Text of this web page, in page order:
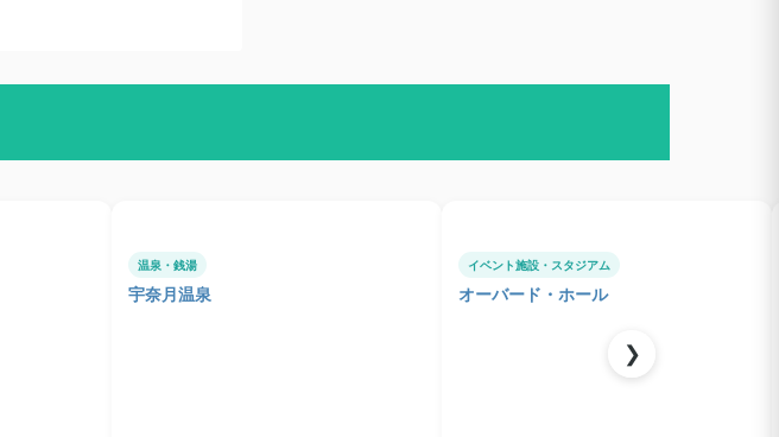
温泉・銭湯
宇奈月温泉
イベント施設・スタジアム
オーバード・ホール
❯